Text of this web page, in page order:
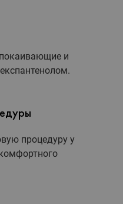
и
процедуру у